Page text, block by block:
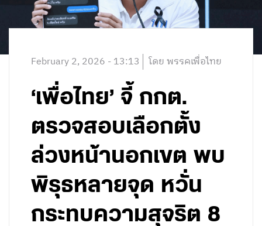
February 2, 2026 - 13:13 โดย พรรคเพื่อไทย
‘เพื่อไทย’ จี้ กกต.
ตรวจสอบเลือกตั้ง
ล่วงหน้านอกเขต พบ
พิรุธหลายจุด หวั่น
กระทบความสุจริต 8